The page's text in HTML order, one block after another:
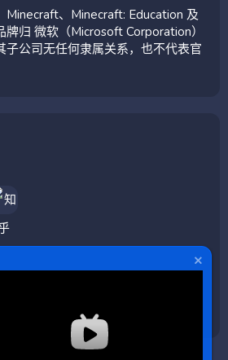
Minecraft、Minecraft: Education 及
归 微软（Microsoft Corporation）
子公司无任何隶属关系，也不代表官